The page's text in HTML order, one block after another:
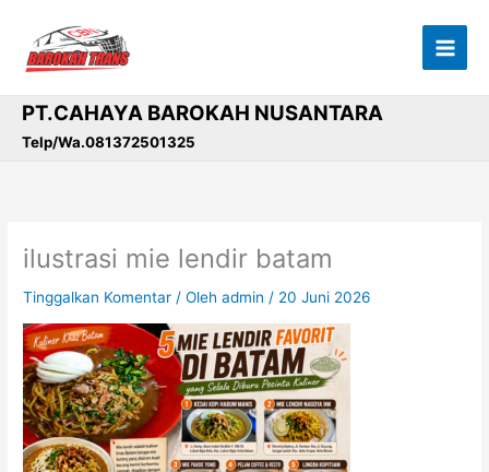
konten
PT.CAHAYA BAROKAH NUSANTARA
Telp/Wa.081372501325
ilustrasi mie lendir batam
Tinggalkan Komentar / Olehadmin / 20 Juni 2026